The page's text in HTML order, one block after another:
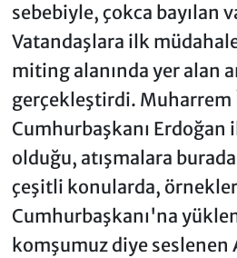
sebebiyle, çokca bayılan
Vatandaşlara ilk
miting alanında yer alan
gerçekleştirdi. Muharrem
Cumhurbaşkanı
olduğu, atışmalara
çeşitli konularda,
Cumhurbaşkanı'na
komşumuz diye seslenen